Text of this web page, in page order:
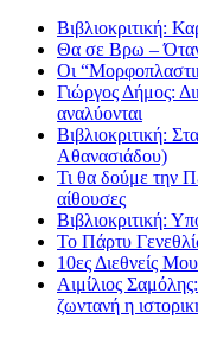
Βιβλιοκριτική:
Θα σε Βρω – Όταν
Οι
Γιώργος Δήμος:
αναλύονται
Βιβλιοκριτική:
Αθανασιάδου)
Τι θα δούμε την
αίθουσες
Βιβλιοκριτική:
Το Πάρτυ
10ες Διεθνείς
Αιμίλιος
ζωντανή η